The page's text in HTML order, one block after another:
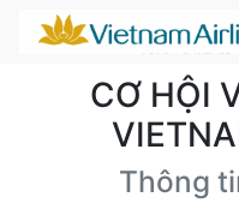
CƠ HỘI
Thông